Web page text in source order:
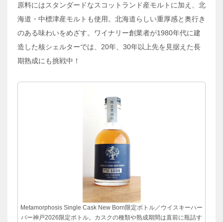
原料にはスタンダードなスコットランド産モルトに加え、北
海道・中標津産モルトも使用。北海道らしい重厚感と奥行き
のある味わいをめざす。ワイナリー創業者が1980年代に建
造した核シェルターでは、20年、30年以上先を見据えた長
期熟成にも挑戦中！
Metamorphosis Single Cask New Born限定ボトル／ウイスキーハー
バー神戸2026限定ボトル。カスクの種類や熟成期間は直前に瓶詰す